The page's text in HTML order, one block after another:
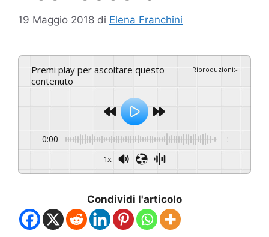
19 Maggio 2018 di Elena Franchini
Premi play per ascoltare questo
contenuto
Riproduzioni:-
0:00 -:--
1x
Condividi l'articolo